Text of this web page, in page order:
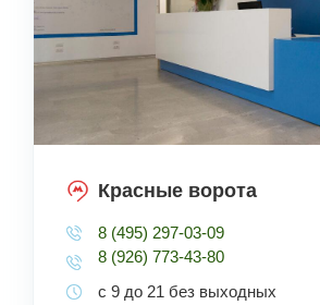
Красные ворота
8 (495) 297-03-09
8 (926) 773-43-80
с 9 до 21 без выходных